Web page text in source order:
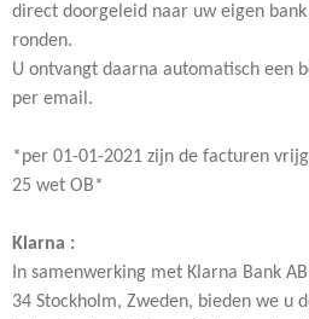
direct doorgeleid naar uw eigen
ronden.
U ontvangt daarna automatisch een
per email.
*per 01-01-2021 zijn de facturen
25 wet OB*
Klarna :
In samenwerking met Klarna Bank
34 Stockholm, Zweden, bieden we u